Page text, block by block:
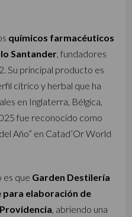
químicos farmacéuticos
Santander , fundadores
Su principal producto es
cítrico y herbal que ha
en Inglaterra, Bélgica,
fue reconocido como
Año” en Catad’Or World
es que Garden Destilería
elaboración de
, abriendo una